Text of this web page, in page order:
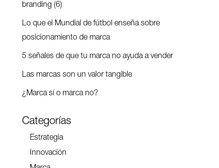
branding (6)
Lo que el Mundial de fútbol enseña sobre
posicionamiento de marca
5 señales de que tu marca no ayuda a vender
Las marcas son un valor tangible
¿Marca sí o marca no?
Categorías
Estrategia
Innovación